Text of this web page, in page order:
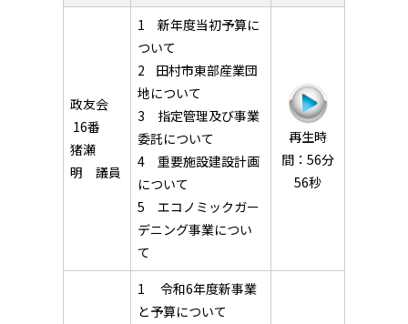
政友会
16番
猪瀬
明 議員
1 新年度当初予算に
ついて
2 田村市東部産業団
地について
3 指定管理及び事業
委託について
4 重要施設建設計画
について
5 エコノミックガー
デニング事業につい
て
再生時
間：56分
56秒
1 令和6年度新事業
と予算について